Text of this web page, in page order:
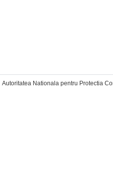
Autoritatea Nationala pentru Protectia